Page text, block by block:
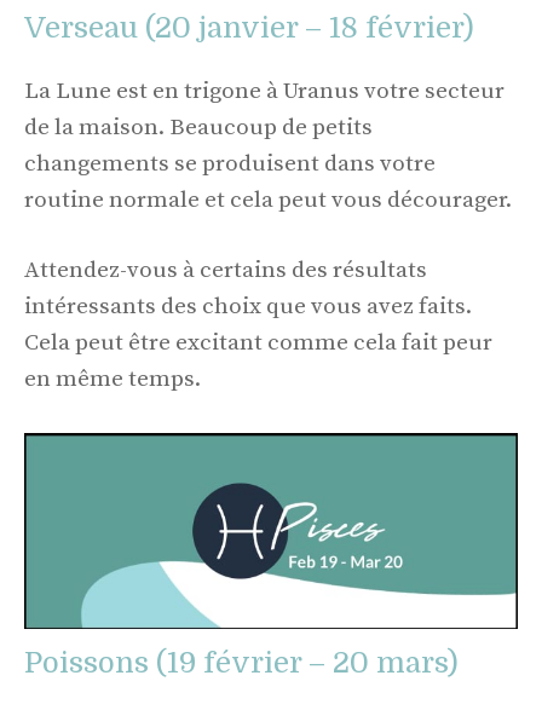
Verseau (20 janvier – 18 février)
La Lune est en trigone à Uranus votre secteur
de la maison. Beaucoup de petits
changements se produisent dans votre
routine normale et cela peut vous décourager.
Attendez-vous à certains des résultats
intéressants des choix que vous avez faits.
Cela peut être excitant comme cela fait peur
en même temps.
Poissons (19 février – 20 mars)